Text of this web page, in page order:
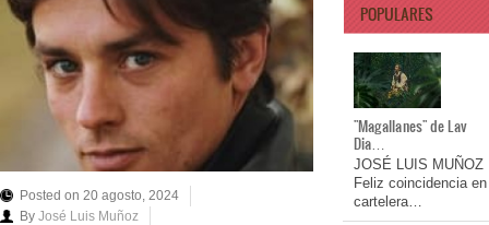
Posted on 20 agosto, 2024
By José Luis Muñoz
POPULARES
"Magallanes" de Lav
Dia…
JOSÉ LUIS MUÑOZ
Feliz coincidencia en
cartelera…